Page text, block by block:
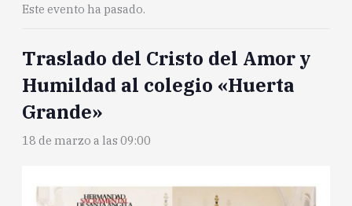
Este evento ha pasado.
Traslado del Cristo del Amor y
Humildad al colegio «Huerta
Grande»
18 de marzo a las 09:00